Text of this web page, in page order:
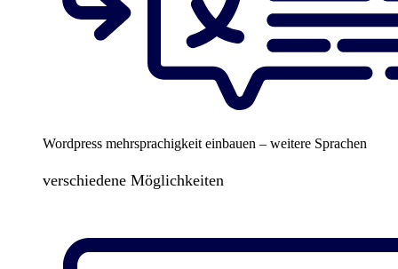
Wordpress mehrsprachigkeit einbauen – weitere Sprachen
verschiedene Möglichkeiten